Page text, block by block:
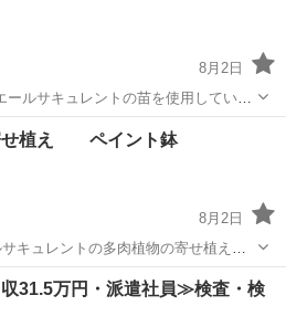
8月2日
ールサキュレントの苗を使用していま
アクリル絵の具で、素
その他 多肉植物
せ植え ペイント鉢
8月2日
キュレントの多肉植物の寄せ植えに
いだ、大社うらら館にパパがきて、道
明けの私が来て偶然出会い挨拶をす
その他 多肉植物
31.5万円・派遣社員≫検査・検